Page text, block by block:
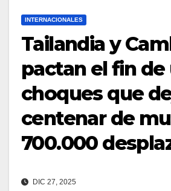
INTERNACIONALES
Tailandia y
pactan el fin de
choques que
centenar de
700.000
DIC 27, 2025